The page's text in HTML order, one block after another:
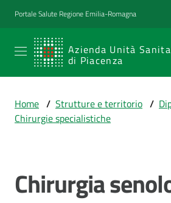
Vai al contenuto
Vai alla navigazione
Vai al footer
Portale Salute Regione Emilia-Romagna
Azienda Unità
di Piacenza
SERVIZIO
SANITARIO
Emilia-
Romagna
Home / Strutture e territorio /
Chirurgie specialistiche
Salta al contenuto
Chirurgia